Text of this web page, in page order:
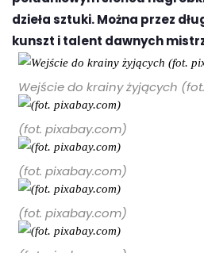
dzieła sztuki. Można przez
kunszt i talent dawnych
Wejście do krainy żyjących
(fot. pixabay.com)
(fot. pixabay.com)
(fot. pixabay.com)